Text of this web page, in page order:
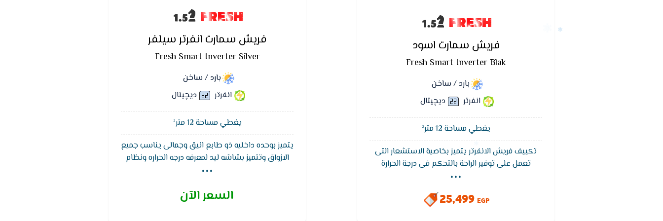
FRESH
فريش سمارت اسود
Fresh Smart Inverter Blak
بارد / ساخن
انفرتر
ديچيتال
يغطي مساحة 12 متر²
تكييف فريش الانفرتر يتميز بخاصية الاستشعار التى
تعمل على توفير الراحة بالتحكم فى درجة الحرارة
باستخدام حساس الاستشعار الموجودة بالريموت
الهواء من الاتربه والجراثيم
...
25,499 EGP
FRESH
فريش سمارت انفرتر سيلفر
Fresh Smart Inverter Silver
بارد / ساخن
انفرتر
ديچيتال
يغطي مساحة 12 متر²
يتميز بوحده داخليه ذو طابع انيق وجمالى يناسب جميع
الازواق وتتميز بشاشه ليد لمعرفه درجه الحراره ونظام
التشغيل ويتميز ايضا بفلاتر قويه لتنقية الهواء من
...
السعر الآن